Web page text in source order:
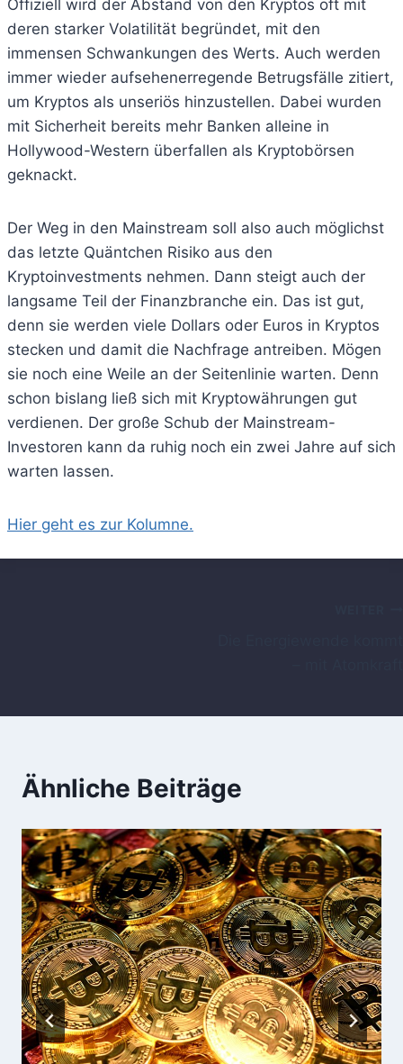
Offiziell wird der Abstand von den Kryptos oft mit
deren starker Volatilität begründet, mit den
immensen Schwankungen des Werts. Auch werden
immer wieder aufsehenerregende Betrugsfälle zitiert,
um Kryptos als unseriös hinzustellen. Dabei wurden
mit Sicherheit bereits mehr Banken alleine in
Hollywood-Western überfallen als Kryptobörsen
geknackt.
Der Weg in den Mainstream soll also auch möglichst
das letzte Quäntchen Risiko aus den
Kryptoinvestments nehmen. Dann steigt auch der
langsame Teil der Finanzbranche ein. Das ist gut,
denn sie werden viele Dollars oder Euros in Kryptos
stecken und damit die Nachfrage antreiben. Mögen
sie noch eine Weile an der Seitenlinie warten. Denn
schon bislang ließ sich mit Kryptowährungen gut
verdienen. Der große Schub der Mainstream-
Investoren kann da ruhig noch ein zwei Jahre auf sich
warten lassen.
Hier geht es zur Kolumne.
Ähnliche Beiträge